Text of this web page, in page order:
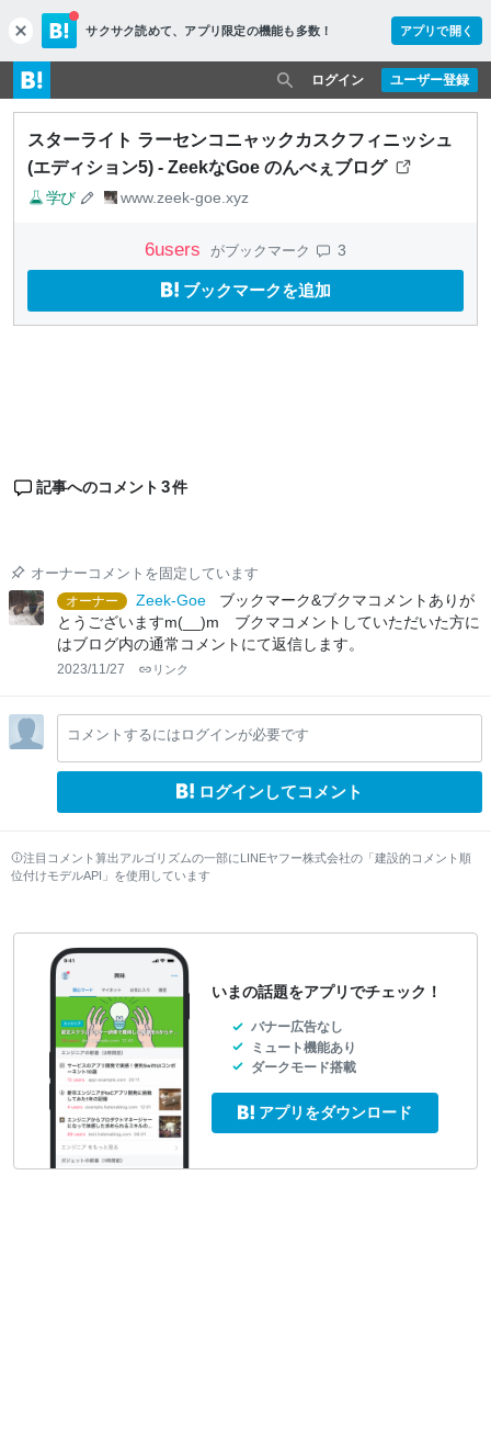
c
l
o
s
e
サクサク読めて、 アプリ限定の機能も多数！ アプリで開く
ユーザー登録
ログイン
スターライト ラーセンコニャックカスクフィニッシュ
(エディション5) - ZeekなGoe のんべぇブログ
学び www.zeek-goe.xyz
6users がブックマーク 3
ブックマークを追加
記事へのコメント 3件
オーナーコメントを固定しています
オーナー
Zeek-Goe
ブックマーク&ブクマコメントありが
とうございますm(__)m ブクマコメントしていただいた方に
はブログ内の通常コメントにて返信します。
2023/11/27 リンク
コメントするにはログインが必要です
ログインしてコメント
注目コメント算出アルゴリズムの一部にLINEヤフー株式会社の「建設的コメント順
位付けモデルAPI」を使用しています
いまの話題をアプリでチェック！
バナー広告なし
ミュート機能あり
ダークモード搭載
アプリをダウンロード